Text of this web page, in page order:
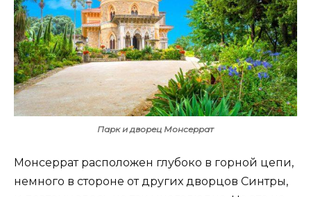
Парк и дворец Монсеррат
Монсеррат расположен глубоко в горной цепи,
немного в стороне от других дворцов Синтры,